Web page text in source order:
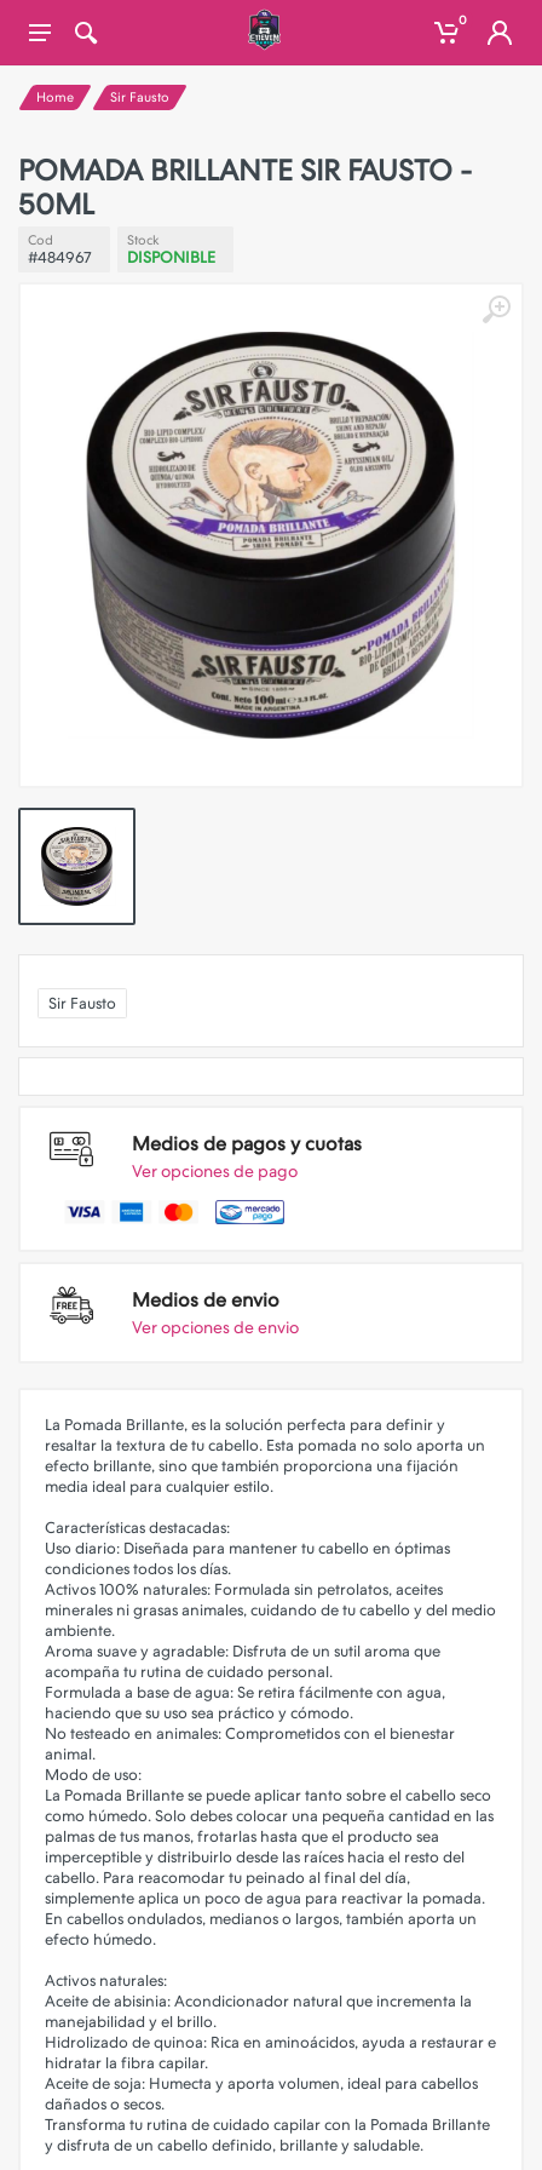
0
Home Sir Fausto
POMADA BRILLANTE SIR FAUSTO -
50ML
Cod
#484967
Stock
DISPONIBLE
Sir Fausto
Medios de pagos y cuotas
Ver opciones de pago
Medios de envio
Ver opciones de envio
La Pomada Brillante, es la solución perfecta para definir y
resaltar la textura de tu cabello. Esta pomada no solo aporta un
efecto brillante, sino que también proporciona una fijación
media ideal para cualquier estilo.
Características destacadas:
Uso diario: Diseñada para mantener tu cabello en óptimas
condiciones todos los días.
Activos 100% naturales: Formulada sin petrolatos, aceites
minerales ni grasas animales, cuidando de tu cabello y del medio
ambiente.
Aroma suave y agradable: Disfruta de un sutil aroma que
acompaña tu rutina de cuidado personal.
Formulada a base de agua: Se retira fácilmente con agua,
haciendo que su uso sea práctico y cómodo.
No testeado en animales: Comprometidos con el bienestar
animal.
Modo de uso:
La Pomada Brillante se puede aplicar tanto sobre el cabello seco
como húmedo. Solo debes colocar una pequeña cantidad en las
palmas de tus manos, frotarlas hasta que el producto sea
imperceptible y distribuirlo desde las raíces hacia el resto del
cabello. Para reacomodar tu peinado al final del día,
simplemente aplica un poco de agua para reactivar la pomada.
En cabellos ondulados, medianos o largos, también aporta un
efecto húmedo.
Activos naturales:
Aceite de abisinia: Acondicionador natural que incrementa la
manejabilidad y el brillo.
Hidrolizado de quinoa: Rica en aminoácidos, ayuda a restaurar e
hidratar la fibra capilar.
Aceite de soja: Humecta y aporta volumen, ideal para cabellos
dañados o secos.
Transforma tu rutina de cuidado capilar con la Pomada Brillante
y disfruta de un cabello definido, brillante y saludable.